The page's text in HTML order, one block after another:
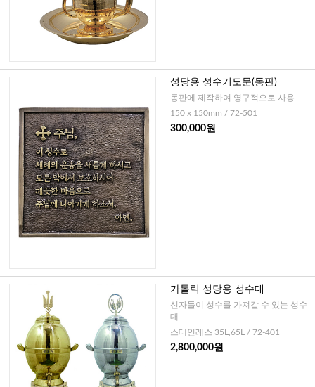
성당용 성수기도문(동판)
동판에 제작하여 영구적으로 사용
150 x 150mm / 72-501
300,000원
가톨릭 성당용 성수대
신자들이 성수를 가져갈 수 있는 성수
대
스테인레스 35L,65L / 72-401
2,800,000원